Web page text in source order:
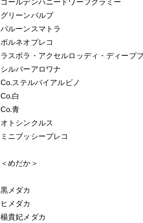
ゴールデンハニードワーフグラミー
グリーンバルブ
バルーンスマトラ
ボルネオプレコ
ラスボラ・アクセルロッディ・ディープ
シルバーアロワナ
Co.ステルバイアルビノ
Co.白
Co.青
オトシンクルス
ミニブッシープレコ
＜めだか＞
黒メダカ
ヒメダカ
楊貴妃メダカ